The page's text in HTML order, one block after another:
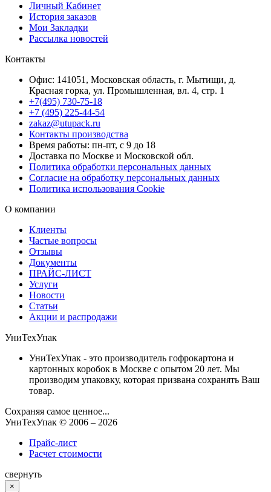
Личный Кабинет
История заказов
Мои Закладки
Рассылка новостей
Контакты
Офис: 141051, Московская область, г. Мытищи, д.
Красная горка, ул. Промышленная, вл. 4, стр. 1
+7(495) 730-75-18
+7 (495) 225-44-54
zakaz@utupack.ru
Контакты производства
Время работы: пн-пт, с 9 до 18
Доставка по Москве и Московской обл.
Политика обработки персональных данных
Согласие на обработку персональных данных
Политика использования Cookie
О компании
Клиенты
Частые вопросы
Отзывы
Документы
ПРАЙС-ЛИСТ
Услуги
Новости
Статьи
Акции и распродажи
УниТехУпак
УниТехУпак - это производитель гофрокартона и
картонных коробок в Москве с опытом 20 лет. Мы
производим упаковку, которая призвана сохранять Ваш
товар.
Сохраняя самое ценное...
УниТехУпак © 2006 – 2026
Прайс-лист
Расчет стоимости
свернуть
×